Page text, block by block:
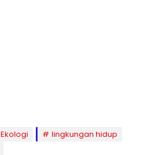
Ekologi
lingkungan hidup